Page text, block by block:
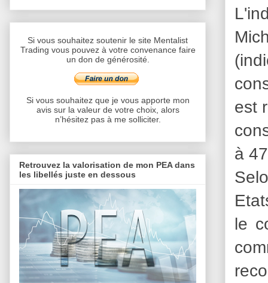
est
à
le
Si vous souhaitez soutenir le site Mentalist
Trading vous pouvez à votre convenance faire
un don de générosité.
Si vous souhaitez que je vous apporte mon
avis sur la valeur de votre choix, alors
n’hésitez pas à me solliciter.
Retrouvez la valorisation de mon PEA dans
les libellés juste en dessous